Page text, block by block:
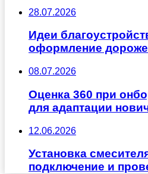
28.07.2026
Идеи
оформление
08.07.2026
Оценка 360 при
для адаптации
12.06.2026
Установка
подключение и